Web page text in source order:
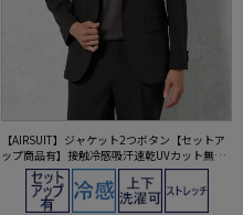
【AIRSUIT】ジャケット2つボタン【セットア
ップ商品有】接触冷感吸汗速乾UVカット無地